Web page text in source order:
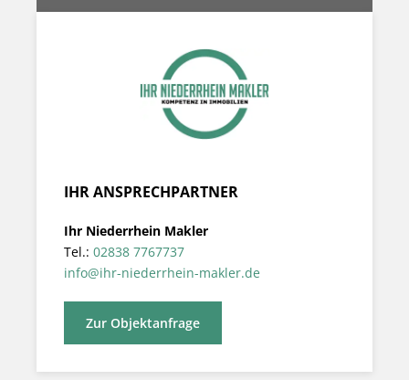
IHR ANSPRECHPARTNER
Ihr Niederrhein Makler
Tel.: 02838 7767737
info@ihr-niederrhein-makler.de
Zur Objektanfrage